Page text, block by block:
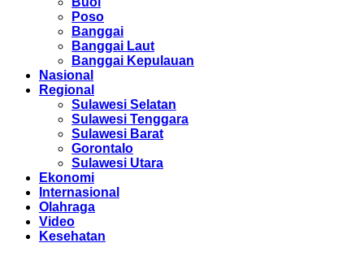
Poso
Banggai
Banggai Laut
Banggai Kepulauan
Nasional
Regional
Sulawesi Selatan
Sulawesi Tenggara
Sulawesi Barat
Gorontalo
Sulawesi Utara
Ekonomi
Internasional
Olahraga
Video
Kesehatan